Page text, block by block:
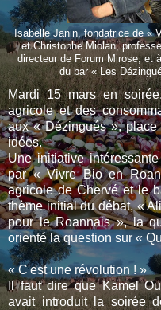
Isabelle Janin, fondatrice de «
et Christophe Miolan,
directeur de Forum Mirose, et
du bar « Les
Mardi 15 mars en
agricole et des
aux « Dézingués »,
idées.
Une initiative
par « Vivre Bio en
agricole de Chervé et le
thème initial du débat, «
pour le Roannais », la
orienté la question sur «
« C'est une révolution ! »
Il faut dire que Kamel
avait introduit la soirée